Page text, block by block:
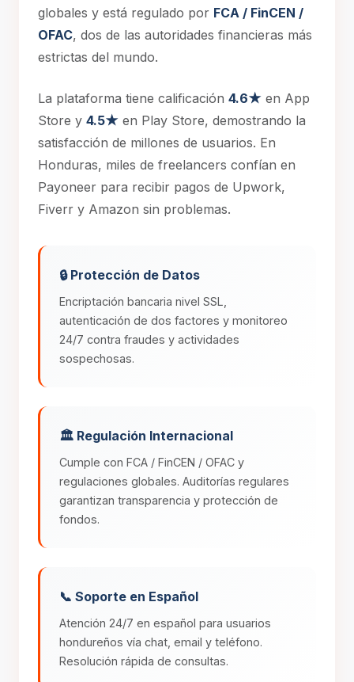
globales y está regulado por FCA / FinCEN /
OFAC, dos de las autoridades financieras más
estrictas del mundo.
La plataforma tiene calificación 4.6★ en App
Store y 4.5★ en Play Store, demostrando la
satisfacción de millones de usuarios. En
Honduras, miles de freelancers confían en
Payoneer para recibir pagos de Upwork,
Fiverr y Amazon sin problemas.
🔒 Protección de Datos
Encriptación bancaria nivel SSL,
autenticación de dos factores y monitoreo
24/7 contra fraudes y actividades
sospechosas.
🏛️ Regulación Internacional
Cumple con FCA / FinCEN / OFAC y
regulaciones globales. Auditorías regulares
garantizan transparencia y protección de
fondos.
📞 Soporte en Español
Atención 24/7 en español para usuarios
hondureños vía chat, email y teléfono.
Resolución rápida de consultas.